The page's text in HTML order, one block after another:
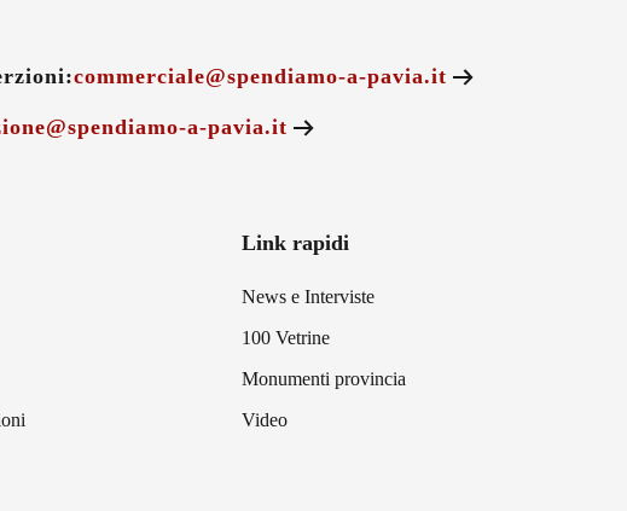
commerciale@spendiamo-a-pavia.it
a-pavia.it
Link rapidi
News e Interviste
100 Vetrine
Monumenti provincia
Video